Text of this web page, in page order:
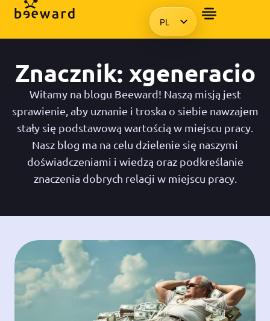
PL
HU
KO
Znacznik: xgeneracio
Witamy na blogu Beeward! Naszą misją jest
sprawienie, aby uznanie i troska o siebie nawzajem
stały się podstawową wartością w miejscu pracy.
Nasz blog ma na celu dzielenie się naszymi
doświadczeniami i wiedzą oraz podkreślanie
znaczenia dobrych relacji w miejscu pracy.